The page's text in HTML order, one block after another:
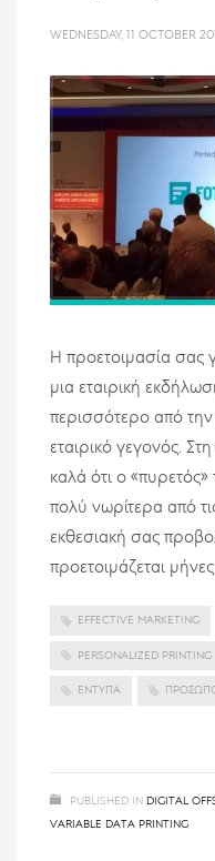
WEDNESDAY, 11 OCTOBER
Η προετοιμασία σας
μια εταιρική
περισσότερο από
εταιρικό γεγονός.
καλά ότι ο «πυρετός»
πολύ νωρίτερα από
εκθεσιακή σας
προετοιμάζεται
EFFECTIVE MARKETING
PERSONALIZED PRINTING
ΈΝΤΥΠΑ
PUBLISHED IN DIGITAL
VARIABLE DATA PRINTING